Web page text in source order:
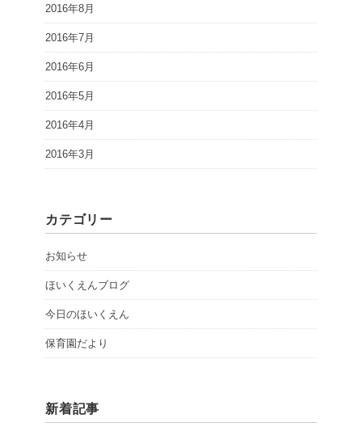
2016年8月
2016年7月
2016年6月
2016年5月
2016年4月
2016年3月
カテゴリー
お知らせ
ほいくえんブログ
今日のほいくえん
保育園だより
新着記事